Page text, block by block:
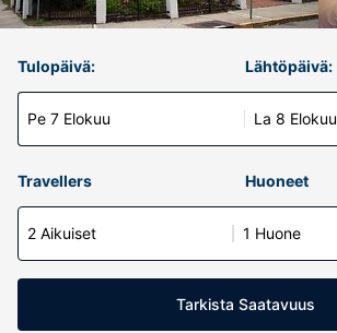
Tulopäivä:
Pe 7 Elokuu
Lähtöpäivä:
La 8 Elokuu
Travellers Huoneet
2 Aikuiset 1 Huone
Tarkista Saatavuus